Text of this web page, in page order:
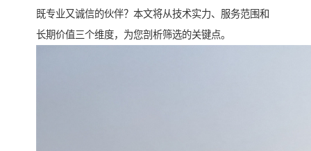
既专业又诚信的伙伴？本文将从技术实力、服务范围和
长期价值三个维度，为您剖析筛选的关键点。